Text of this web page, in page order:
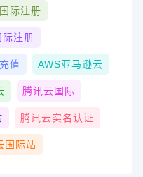
际注册
际注册
值 AWS亚马逊云
腾讯云国际
腾讯云实名认证
国际站